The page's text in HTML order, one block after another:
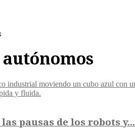
pausas de los robots y...